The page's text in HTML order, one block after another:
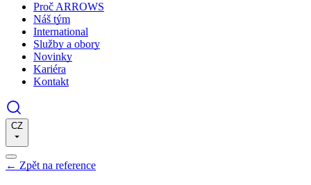
Proč ARROWS
Náš tým
International
Služby a obory
Novinky
Kariéra
Kontakt
CZ
← Zpět na reference